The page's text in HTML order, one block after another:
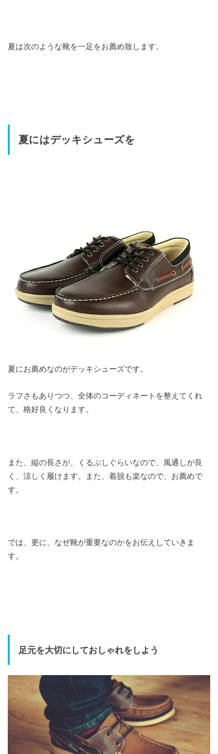
夏は次のような靴を一足をお薦め致します。
夏にはデッキシューズを
夏にお薦めなのがデッキシューズです。
ラフさもありつつ、全体のコーディネートを整えてくれ
て、格好良くなります。
また、縦の長さが、くるぶしぐらいなので、風通しが良
く、涼しく履けます。また、着脱も楽なので、お薦めで
す。
では、更に、なぜ靴が重要なのかをお伝えしていきま
す。
足元を大切にしておしゃれをしよう